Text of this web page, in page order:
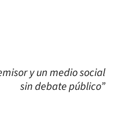
y un medio social
sin debate público”